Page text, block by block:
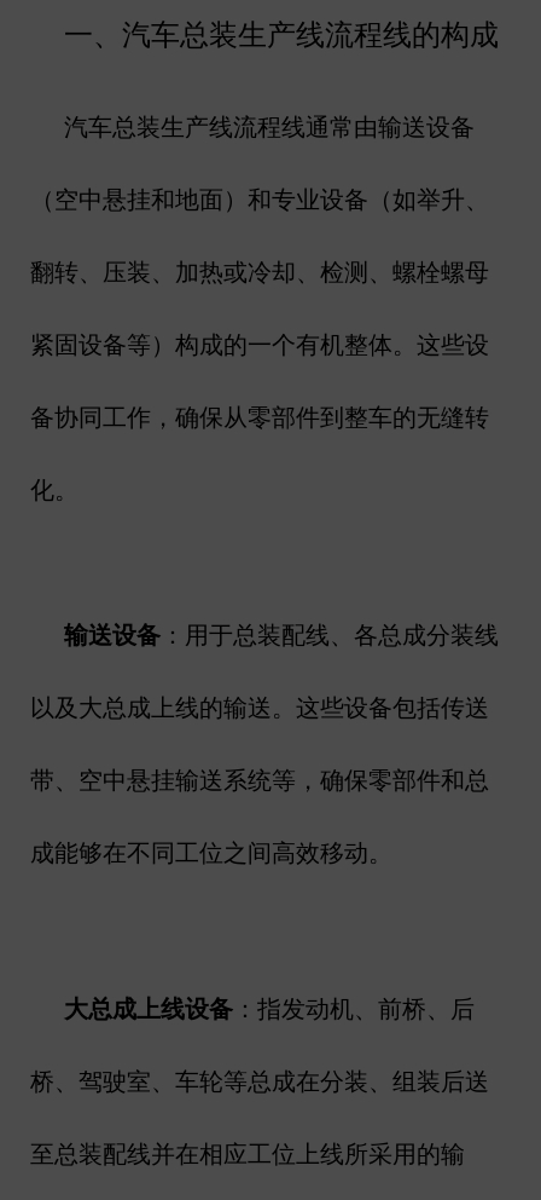
一、汽车总装生产线流程线的构成
汽车总装生产线流程线通常由输送设备
（空中悬挂和地面）和专业设备（如举升、
翻转、压装、加热或冷却、检测、螺栓螺母
紧固设备等）构成的一个有机整体。这些设
备协同工作，确保从零部件到整车的无缝转
化。
输送设备 ：用于总装配线、各总成分装线
以及大总成上线的输送。这些设备包括传送
带、空中悬挂输送系统等，确保零部件和总
成能够在不同工位之间高效移动。
大总成上线设备 ：指发动机、前桥、后
桥、驾驶室、车轮等总成在分装、组装后送
至总装配线并在相应工位上线所采用的输